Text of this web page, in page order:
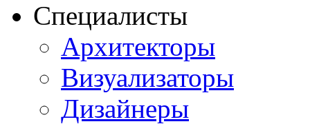
Специалисты
Архитекторы
Визуализаторы
Дизайнеры